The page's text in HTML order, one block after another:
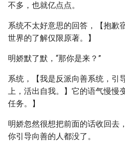
不多，也就亿点点。
系统不太好意思的回答，【抱歉
世界的了解仅限原著。】
明娇默了默，“那你是来？”
系统，【我是反派向善系统，引
上，活出自我。】它的语气慢慢
任务。】
明娇忽然很想把前面的话收回去
你引导向善的人都没了。